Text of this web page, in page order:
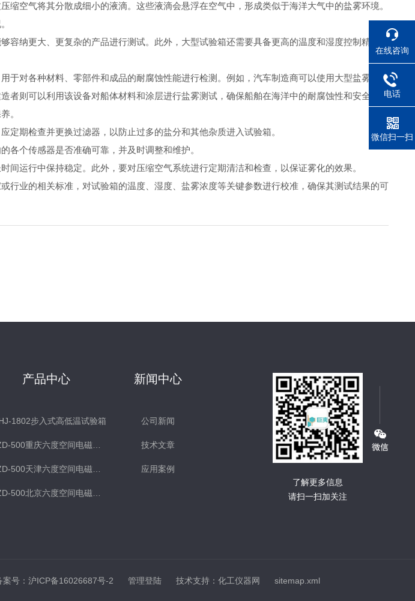
缩空气将其分散成细小的液滴。这些液滴会悬浮在空气中，形成类似于海洋大气中的盐雾环境。
纳更大、更复杂的产品进行测试。此外，大型试验箱还需要具备更高的温度和湿度控制精度，
对各种材料、零部件和成品的耐腐蚀性能进行检测。例如，汽车制造商可以使用大型盐雾试验
者则可以利用该设备对船体材料和涂层进行盐雾测试，确保船舶在海洋中的耐腐蚀性和安全性。
。
期检查并更换过滤器，以防止过多的盐分和其他杂质进入试验箱。
个传感器是否准确可靠，并及时调整和维护。
运行中保持稳定。此外，要对压缩空气系统进行定期清洁和检查，以保证雾化的效果。
业的相关标准，对试验箱的温度、湿度、盐雾浓度等关键参数进行校准，确保其测试结果的可
产品中心
1802步入式高低温试验箱
新闻中心
公司新闻
技术文章
应用案例
了解更多信息
请扫一扫加关注
案号：沪ICP备16026687号-2 管理登陆 技术支持： 化工仪器网 sitemap.xml
在线咨询
电话
微信扫一扫